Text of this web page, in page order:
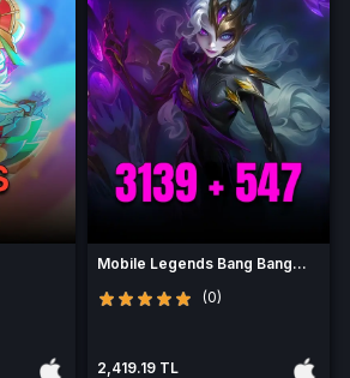
Mobile Legends Bang Bang
(0)
2,419.19 TL